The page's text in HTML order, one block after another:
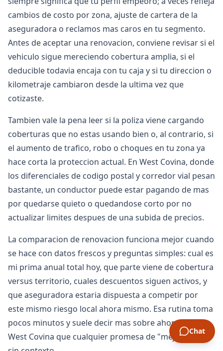
cambios de costo por zona, ajuste de cartera de la
aseguradora o reclamos mas caros en tu segmento.
Antes de aceptar una renovacion, conviene revisar si el
vehiculo sigue mereciendo cobertura amplia, si el
deducible todavia encaja con tu caja y si tu direccion o
kilometraje cambiaron desde la ultima vez que
cotizaste.
Tambien vale la pena leer si la poliza viene cargando
coberturas que no estas usando bien o, al contrario, si
el aumento de trafico, robo o choques en tu zona ya
hace corta la proteccion actual. En West Covina, donde
los diferenciales de codigo postal y corredor vial pesan
bastante, un conductor puede estar pagando de mas
por quedarse quieto o quedandose corto por no
actualizar limites despues de una subida de precios.
La comparacion de renovacion funciona mejor cuando
se hace con datos frescos y preguntas simples: cual es
mi prima anual total hoy, que parte viene de cobertura
versus territorio, cuales descuentos siguen activos, y
que aseguradora estaria dispuesta a competir por
este mismo riesgo local ahora mismo. Esa rutina toma
pocos minutos y suele decir mas sobre ahorro real en
West Covina que cualquier promesa de "mejor tarifa"
Chat